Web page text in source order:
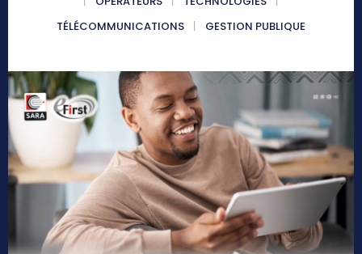
TÉLÉCOMMUNICATIONS
GESTION PUBLIQUE